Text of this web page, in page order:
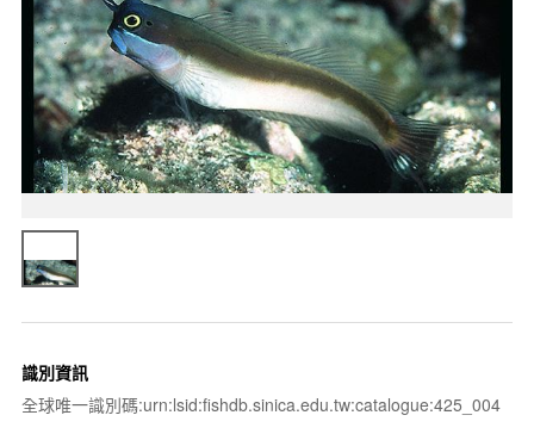
識別資訊
全球唯一識別碼:urn:lsid:fishdb.sinica.edu.tw:catalogue:425_004